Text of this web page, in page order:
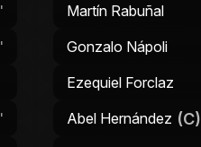
Martín Rabuñal
Gonzalo Nápoli
Ezequiel Forclaz
Abel Hernández (C)